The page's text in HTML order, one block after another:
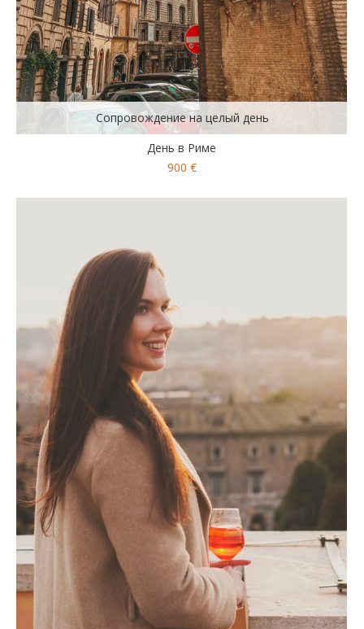
Сопровождение на целый день
День в Риме
900 €